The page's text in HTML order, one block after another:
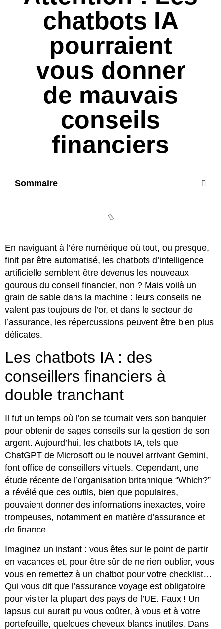
chatbots IA
pourraient
vous donner
de mauvais
conseils
financiers
Sommaire
En naviguant à l’ère numérique où tout, ou presque,
finit par être automatisé, les chatbots d’intelligence
artificielle semblent être devenus les nouveaux
gourous du conseil financier, non ? Mais voilà un
grain de sable dans la machine : leurs conseils ne
valent pas toujours de l’or, et dans le secteur de
l’assurance, les répercussions peuvent être bien plus
délicates.
Les chatbots IA : des
conseillers financiers à
double tranchant
Il fut un temps où l’on se tournait vers son banquier
pour obtenir de sages conseils sur la gestion de son
argent. Aujourd’hui, les chatbots IA, tels que
ChatGPT de Microsoft ou le nouvel arrivant Gemini,
font office de conseillers virtuels. Cependant, une
étude récente de l’organisation britannique “Which?”
a révélé que ces outils, bien que populaires,
pouvaient donner des informations inexactes, voire
trompeuses, notamment en matière d’assurance et
de finance.
Imaginez un instant : vous êtes sur le point de partir
en vacances et, pour être sûr de ne rien oublier, vous
vous en remettez à un chatbot pour votre checklist…
Qui vous dit que l’assurance voyage est obligatoire
pour visiter la plupart des pays de l’UE. Faux ! Un
lapsus qui aurait pu vous coûter, à vous et à votre
portefeuille, quelques cheveux blancs inutiles. Dans